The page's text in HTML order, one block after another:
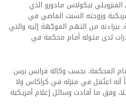
نيكولاس مادورو الذي
وزوجته السبت الماضي في
من التهم الموجّهة إليه والتي
لدى مثوله أمام محكمة في
البالغ 63 عاماً أمام المحكمة، بحسب وكالة فرانس برس:
أنه اعتُقل في منزله في كراكاس ولا
وفق ما أفادت وسائل إعلام أمريكية